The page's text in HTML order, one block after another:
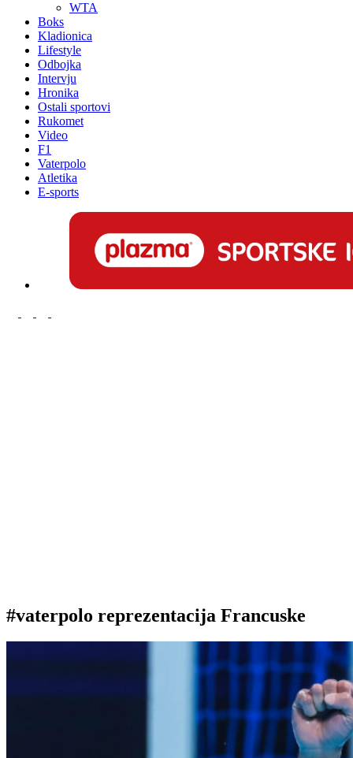
WTA
Boks
Kladionica
Lifestyle
Odbojka
Intervju
Hronika
Ostali sportovi
Rukomet
Video
F1
Vaterpolo
Atletika
E-sports
#vaterpolo reprezentacija Francuske